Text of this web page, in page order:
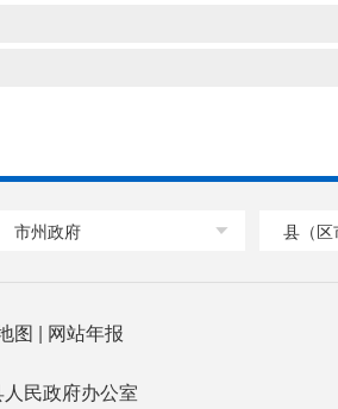
市州政府 县（
图 | 网站年报
民政府办公室